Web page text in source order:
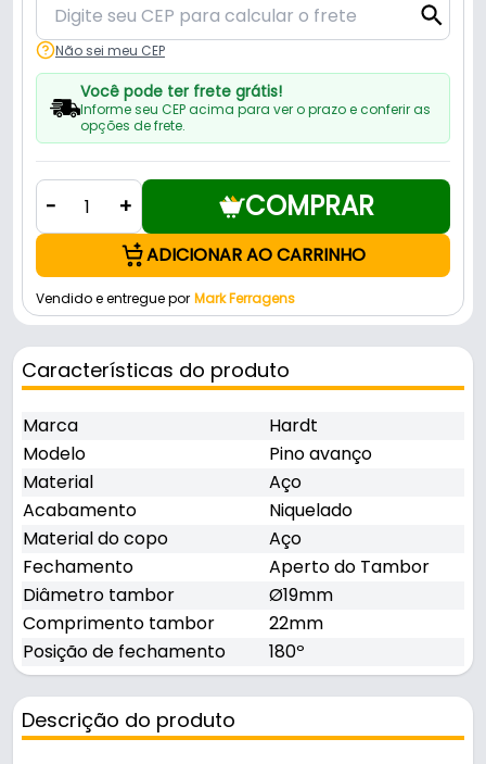
Não sei meu CEP
Você pode ter frete grátis!
Informe seu CEP acima para ver o prazo e conferir as
opções de frete.
- + COMPRAR
ADICIONAR AO CARRINHO
Vendido e entregue por Mark Ferragens
Características do produto
Marca
Hardt
Modelo
Pino avanço
Material
Aço
Acabamento
Niquelado
Material do copo
Aço
Fechamento
Aperto do Tambor
Diâmetro tambor
Ø19mm
Comprimento tambor
22mm
Posição de fechamento
180º
Descrição do produto